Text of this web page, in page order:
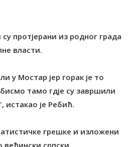
протјерани из родног града
власти.
у Мостар јер горак је то
тамо гдје су завршили
је Ребић.
грешке и изложени